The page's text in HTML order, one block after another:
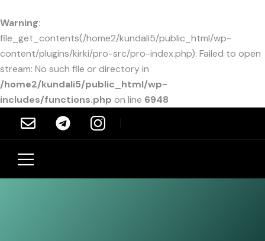
Warning:
file_get_contents(/home2/kundali5/public_html/wp-
content/plugins/kirki/pro-src/pro-index.php): Failed to open
stream: No such file or directory in
/home2/kundali5/public_html/wp-
includes/functions.php on line 6948